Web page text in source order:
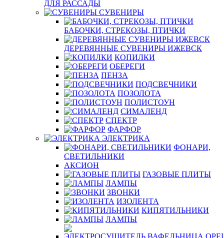
ДЛЯ РАССАДЫ
СУВЕНИРЫ
БАБОЧКИ, СТРЕКОЗЫ, ПТИЧКИ
ДЕРЕВЯННЫЕ СУВЕНИРЫ ИЖЕВСК
КОПИЛКИ
ОБЕРЕГИ
ПЕНЗА
ПОДСВЕЧНИКИ
ПОЗОЛОТА
ПОЛИСТОУН
СИМАЛЕНД
СПЕКТР
ФАРФОР
ЭЛЕКТРИКА
ФОНАРИ,
СВЕТИЛЬНИКИ
АКСИОН
ГАЗОВЫЕ ПЛИТЫ
ЛАМПЫ
ЗВОНКИ
ИЗОЛЕНТА
КИПЯТИЛЬНИКИ
ЛАМПЫ